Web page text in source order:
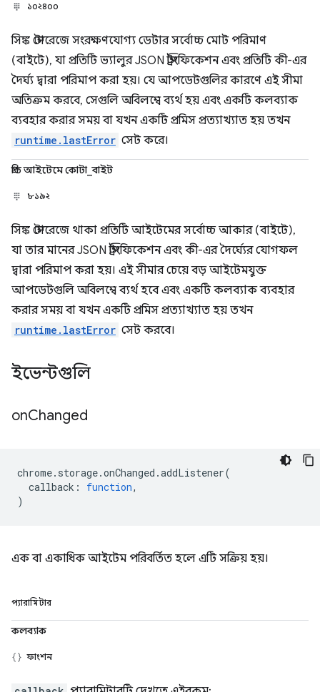
১০২৪০০
সিঙ্ক স্টোরেজে সংরক্ষণযোগ্য ডেটার সর্বোচ্চ মোট পরিমাণ
(বাইটে), যা প্রতিটি ভ্যালুর JSON স্ট্রিংফিকেশন এবং প্রতিটি কী-এর
দৈর্ঘ্য দ্বারা পরিমাপ করা হয়। যে আপডেটগুলির কারণে এই সীমা
অতিক্রম করবে, সেগুলি অবিলম্বে ব্যর্থ হয় এবং একটি কলব্যাক
ব্যবহার করার সময় বা যখন একটি প্রমিস প্রত্যাখ্যাত হয় তখন
runtime.lastError সেট করে।
প্রতি আইটেমে কোটা_বাইট
৮১৯২
সিঙ্ক স্টোরেজে থাকা প্রতিটি আইটেমের সর্বোচ্চ আকার (বাইটে),
যা তার মানের JSON স্ট্রিংফিকেশন এবং কী-এর দৈর্ঘ্যের যোগফল
দ্বারা পরিমাপ করা হয়। এই সীমার চেয়ে বড় আইটেমযুক্ত
আপডেটগুলি অবিলম্বে ব্যর্থ হবে এবং একটি কলব্যাক ব্যবহার
করার সময় বা যখন একটি প্রমিস প্রত্যাখ্যাত হয় তখন
runtime.lastError সেট করবে।
ইভেন্টগুলি
onChanged
chrome. storage.onChanged .addListener(
callback : function,
)
এক বা একাধিক আইটেম পরিবর্তিত হলে এটি সক্রিয় হয়।
প্যারামিটার
কলব্যাক
ফাংশন